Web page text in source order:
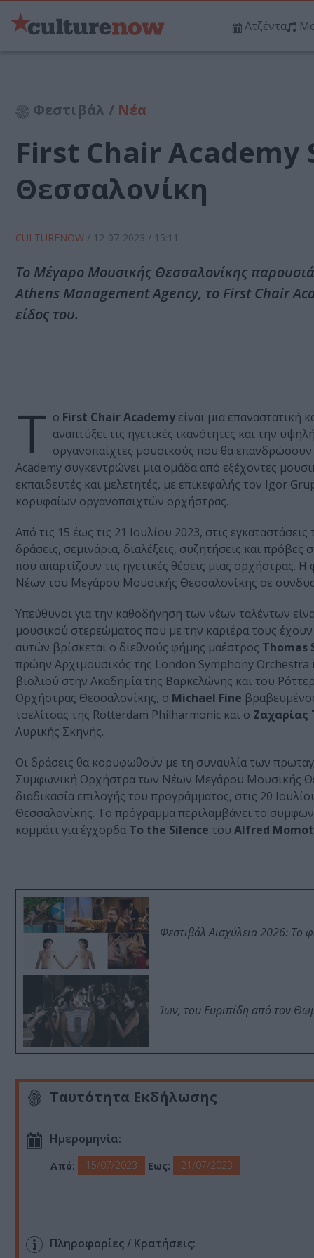
Ατζέντα
Φεστιβάλ / Νέα
First Chair Academy
Θεσσαλονίκη
CULTURENOW / 12-07-2023 / 15:11
Το Μέγαρο Μουσικής Θεσσαλονίκης
Athens Management Agency, το First Chair
είδος του.
Τ ο First Chair Academy είναι μια επαναστατική
αναπτύξει τις ηγετικές ικανότητες και την
οργανοπαίχτες μουσικούς που θα
Academy συγκεντρώνει μια ομάδα από εξέχοντες
εκπαιδευτές και μελετητές, με επικεφαλής τον Igor
κορυφαίων οργανοπαιχτών ορχήστρας.
Από τις 15 έως τις 21 Ιουλίου 2023, στις εγκαταστάσεις
δράσεις, σεμινάρια, διαλέξεις, συζητήσεις και
που απαρτίζουν τις ηγετικές θέσεις μιας ορχήστρας.
Νέων του Μεγάρου Μουσικής Θεσσαλονίκης σε
Υπεύθυνοι για την καθοδήγηση των νέων ταλέντων
μουσικού στερεώματος που με την καριέρα τους
αυτών βρίσκεται ο διεθνούς φήμης μαέστρος Thomas
πρώην Αρχιμουσικός της London Symphony Orchestra
βιολιού στην Ακαδημία της Βαρκελώνης και του
Ορχήστρας Θεσσαλονίκης, ο Michael Fine
τσελίτσας της Rotterdam Philharmonic και ο Ζαχαρίας
Λυρικής Σκηνής.
Οι δράσεις θα κορυφωθούν με τη συναυλία των
Συμφωνική Ορχήστρα των Νέων Μεγάρου Μουσικής
διαδικασία επιλογής του προγράμματος, στις 20
Θεσσαλονίκης. Το πρόγραμμα περιλαμβάνει το
κομμάτι για έγχορδα To the Silence του Alfred
Φεστιβάλ Αισχύλεια 2026: Το
Ίων, του Ευριπίδη από τον
Ταυτότητα Εκδήλωσης
Ημερομηνία:
Από: 15/07/2023 Εως: 21/07/2023
Πληροφορίες / Κρατήσεις: